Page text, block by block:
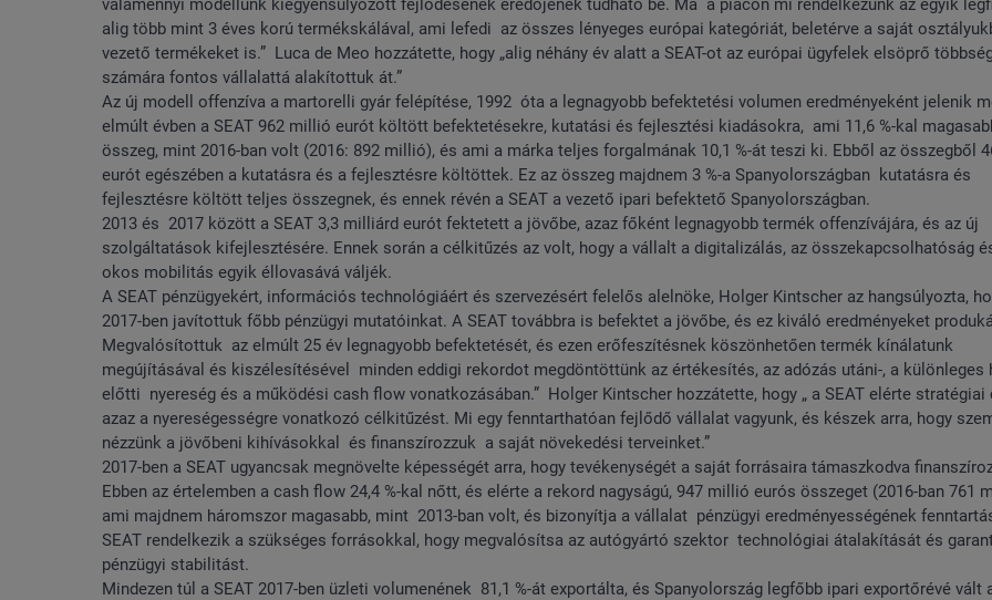
valamennyi modellünk kiegyensúlyozott fejlődésének eredőjének tudható be. Ma a piacon mi rendelkezünk az egyik
alig több mint 3 éves korú termékskálával, ami lefedi az összes lényeges európai kategóriát, beletérve a saját
vezető termékeket is.” Luca de Meo hozzátette, hogy „alig néhány év alatt a SEAT-ot az európai ügyfelek elsöprő
számára fontos vállalattá alakítottuk át.”
Az új modell offenzíva a martorelli gyár felépítése, 1992 óta a legnagyobb befektetési volumen eredményeként jelenik
elmúlt évben a SEAT 962 millió eurót költött befektetésekre, kutatási és fejlesztési kiadásokra, ami 11,6 %-kal
összeg, mint 2016-ban volt (2016: 892 millió), és ami a márka teljes forgalmának 10,1 %-át teszi ki. Ebből az összegből
eurót egészében a kutatásra és a fejlesztésre költöttek. Ez az összeg majdnem 3 %-a Spanyolországban kutatásra és
fejlesztésre költött teljes összegnek, és ennek révén a SEAT a vezető ipari befektető Spanyolországban.
2013 és 2017 között a SEAT 3,3 milliárd eurót fektetett a jövőbe, azaz főként legnagyobb termék offenzívájára, és az új
szolgáltatások kifejlesztésére. Ennek során a célkitűzés az volt, hogy a vállalt a digitalizálás, az összekapcsolhatóság
okos mobilitás egyik éllovasává váljék.
A SEAT pénzügyekért, információs technológiáért és szervezésért felelős alelnöke, Holger Kintscher az hangsúlyozta,
2017-ben javítottuk főbb pénzügyi mutatóinkat. A SEAT továbbra is befektet a jövőbe, és ez kiváló eredményeket
Megvalósítottuk az elmúlt 25 év legnagyobb befektetését, és ezen erőfeszítésnek köszönhetően termék kínálatunk
megújításával és kiszélesítésével minden eddigi rekordot megdöntöttünk az értékesítés, az adózás utáni-, a különleges
előtti nyereség és a működési cash flow vonatkozásában.” Holger Kintscher hozzátette, hogy „ a SEAT elérte stratégiai
azaz a nyereségességre vonatkozó célkitűzést. Mi egy fenntarthatóan fejlődő vállalat vagyunk, és készek arra, hogy
nézzünk a jövőbeni kihívásokkal és finanszírozzuk a saját növekedési terveinket.”
2017-ben a SEAT ugyancsak megnövelte képességét arra, hogy tevékenységét a saját forrásaira támaszkodva
Ebben az értelemben a cash flow 24,4 %-kal nőtt, és elérte a rekord nagyságú, 947 millió eurós összeget (2016-ban 761
ami majdnem háromszor magasabb, mint 2013-ban volt, és bizonyítja a vállalat pénzügyi eredményességének
SEAT rendelkezik a szükséges forrásokkal, hogy megvalósítsa az autógyártó szektor technológiai átalakítását és
pénzügyi stabilitást.
Mindezen túl a SEAT 2017-ben üzleti volumenének 81,1 %-át exportálta, és Spanyolország legfőbb ipari exportőrévé vált